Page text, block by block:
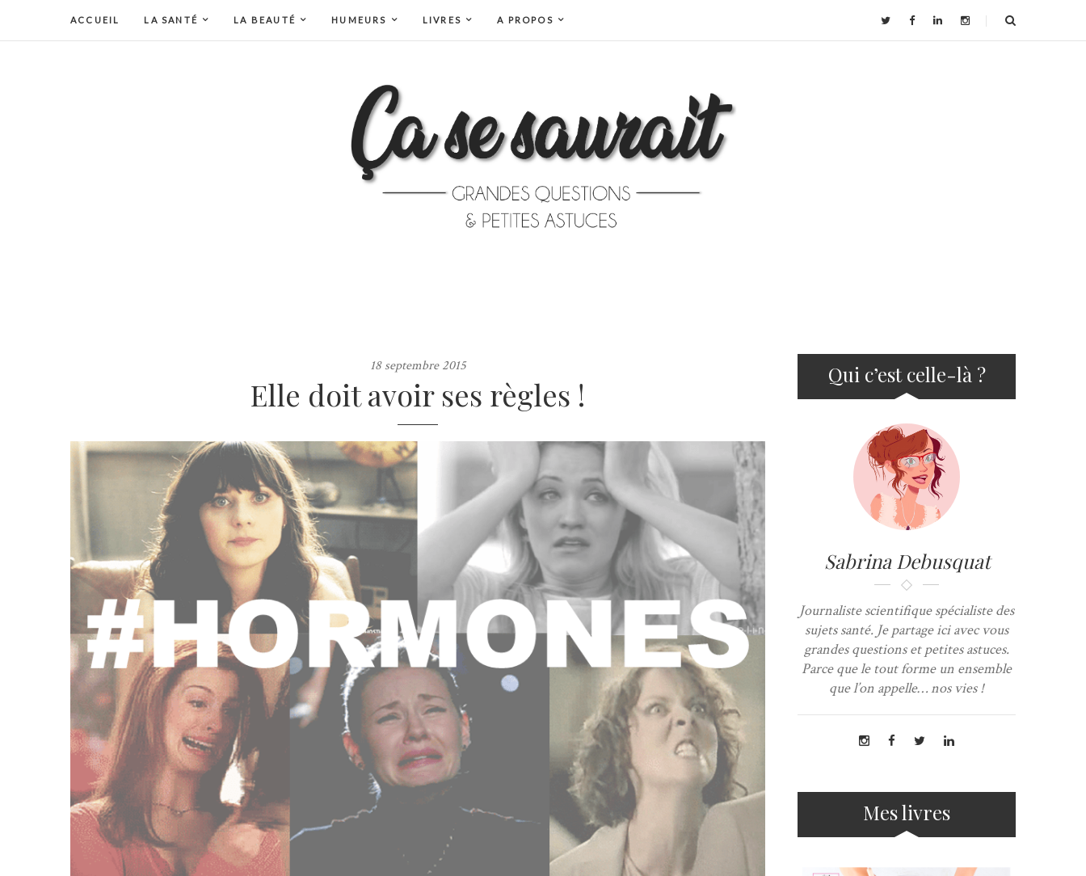
ACCUEIL LA SANTÉ LA BEAUTÉ HUMEURS LIVRES A PROPOS
18 septembre 2015
Elle doit avoir ses règles !
Qui c’est celle-là ?
Sabrina Debusquat
Journaliste scientifique spécialiste des
sujets santé. Je partage ici avec vous
grandes questions et petites astuces.
Parce que le tout forme un ensemble
que l’on appelle… nos vies !
Mes livres